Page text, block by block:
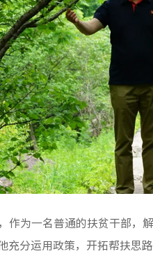
为一名普通的扶贫干部，
分运用政策，开拓帮扶思